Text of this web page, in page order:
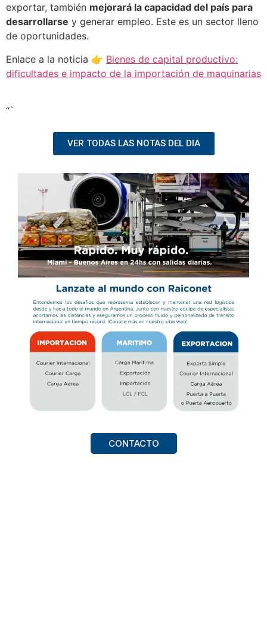
exportar, también mejorará la capacidad del país para
desarrollarse y generar empleo. Este es un sector lleno
de oportunidades.
Enlace a la noticia 👉 Bienes de capital productivo:
dificultades e impacto de la importación de maquinarias
“`
VER TODAS LAS NOTAS DEL DIA
CONTACTO